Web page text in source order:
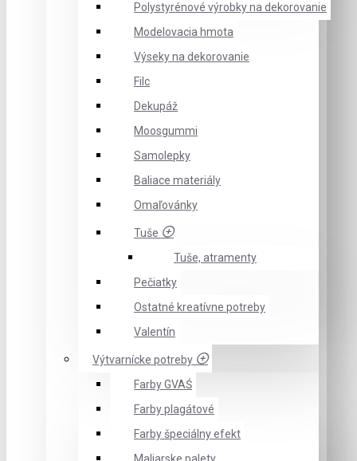
Polystyrénové výrobky na dekorovanie
Modelovacia hmota
Výseky na dekorovanie
Filc
Dekupáž
Moosgummi
Samolepky
Baliace materiály
Omaľovánky
Tuše
Tuše, atramenty
Pečiatky
Ostatné kreatívne potreby
Valentín
Výtvarnícke potreby
Farby GVAŚ
Farby plagátové
Farby špeciálny efekt